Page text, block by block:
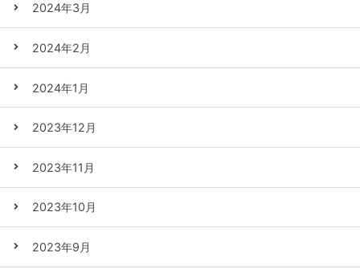
2024年3月
2024年2月
2024年1月
2023年12月
2023年11月
2023年10月
2023年9月